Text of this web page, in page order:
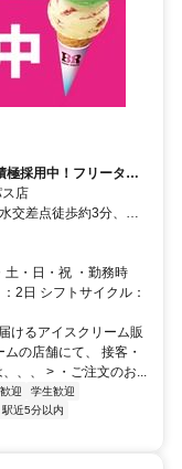
採用中！フリーター
店
交差点徒歩約3分、熊
歩約8分、熊本市電Ａ
土・日・祝 ・勤務時
2日 シフトサイクル：
けるアイスクリーム販
の店舗にて、 接客・
、、 > ・ご注文のお...
迎
学生歓迎
駅近5分以内